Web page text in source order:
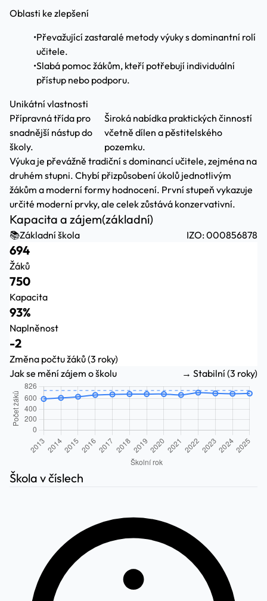
Oblasti ke zlepšení
•Převažující zastaralé metody výuky s dominantní rolí
učitele.
•Slabá pomoc žákům, kteří potřebují individuální
přístup nebo podporu.
Unikátní vlastnosti
Přípravná třída pro
snadnější nástup do
školy.
Široká nabídka praktických činností
včetně dílen a pěstitelského
pozemku.
Výuka je převážně tradiční s dominancí učitele, zejména na
druhém stupni. Chybí přizpůsobení úkolů jednotlivým
žákům a moderní formy hodnocení. První stupeň vykazuje
určité moderní prvky, ale celek zůstává konzervativní.
Kapacita a zájem(základní)
📚Základní škola IZO: 000856878
694
Žáků
750
Kapacita
93%
Naplněnost
-2
Změna počtu žáků (3 roky)
Jak se mění zájem o školu
→ Stabilní (3 roky)
Škola v číslech